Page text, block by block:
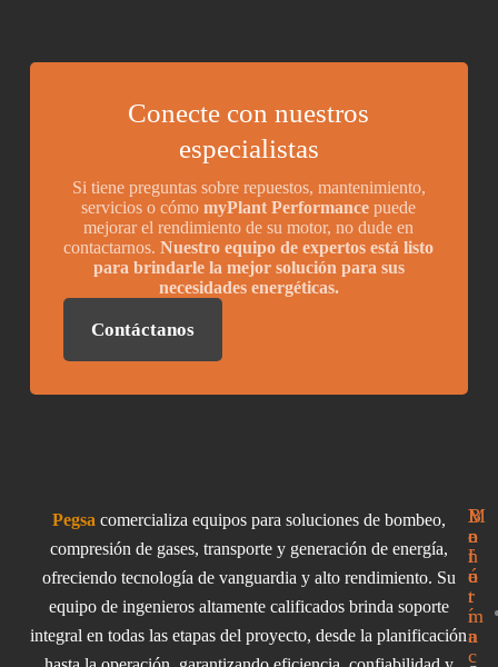
Conecte con nuestros
especialistas
Si tiene preguntas sobre repuestos, mantenimiento,
servicios o cómomyPlant Performance puede
mejorar el rendimiento de su motor, no dude en
contactarnos.Nuestro equipo de expertos está listo
para brindarle la mejor solución para sus
necesidades energéticas.
Contáctanos
Pegsa comercializa equipos para soluciones de bombeo,
compresión de gases, transporte y generación de energía,
ofreciendo tecnología de vanguardia y alto rendimiento. Su
equipo de ingenieros altamente calificados brinda soporte
integral en todas las etapas del proyecto, desde la planificación
I
n
f
o
r
m
a
c
M
e
n
ú
B
o
l
e
t
í
n